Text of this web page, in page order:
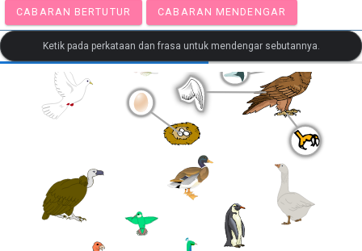
CABARAN BERTUTUR CABARAN MENDENGAR
Ketik pada perkataan dan frasa untuk mendengar sebutannya.